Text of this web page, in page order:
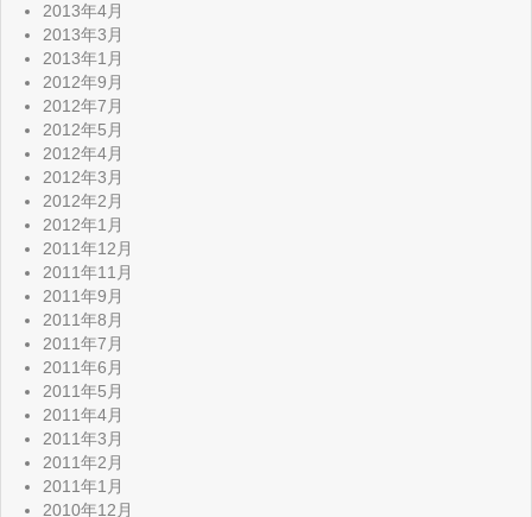
2013年4月
2013年3月
2013年1月
2012年9月
2012年7月
2012年5月
2012年4月
2012年3月
2012年2月
2012年1月
2011年12月
2011年11月
2011年9月
2011年8月
2011年7月
2011年6月
2011年5月
2011年4月
2011年3月
2011年2月
2011年1月
2010年12月